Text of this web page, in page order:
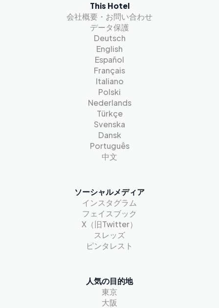
This Hotel
会社概要・お問い合わせ
データ保護
Deutsch
English
Español
Français
Italiano
Polski
Nederlands
Türkçe
Svenska
Dansk
Português
中文
ソーシャルメディア
インスタグラム
フェイスブック
X（旧Twitter）
スレッズ
ピンタレスト
人気の目的地
東京
大阪